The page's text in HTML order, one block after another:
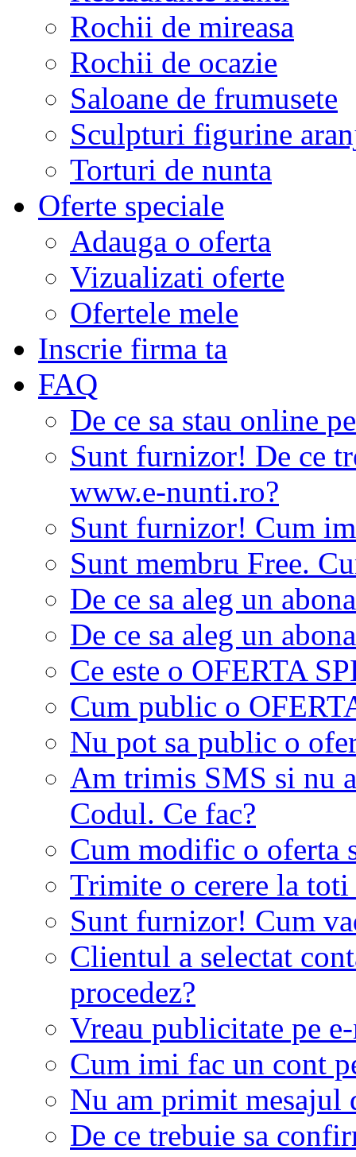
Rochii de mireasa
Rochii de ocazie
Saloane de frumusete
Sculpturi figurine
Torturi de nunta
Oferte speciale
Adauga o oferta
Vizualizati oferte
Ofertele mele
Inscrie firma ta
FAQ
De ce sa stau online
Sunt furnizor! De ce
www.e-nunti.ro?
Sunt furnizor! Cum
Sunt membru Free.
De ce sa aleg un
De ce sa aleg un
Ce este o OFERTA
Cum public o
Nu pot sa public o
Am trimis SMS si nu
Codul. Ce fac?
Cum modific o oferta
Trimite o cerere la
Sunt furnizor! Cum
Clientul a selectat
procedez?
Vreau publicitate pe
Cum imi fac un cont
Nu am primit mesajul
De ce trebuie sa